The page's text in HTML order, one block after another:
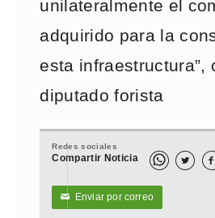
unilateralmente el
adquirido para la
esta infraestructura”,
diputado forista
Redes sociales
Compartir Noticia  
✉ Enviar por correo